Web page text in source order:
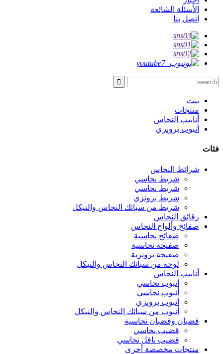
الأسئلة الشائعة
اتصل بنا
بيت
منتجات
أنابيب النحاس
أنبوب برونزي
فئات
شرائط النحاس
شريط نحاسي
شريط نحاسي
شريط برونزي
شريط من سبائك النحاس والنيكل
رقائق النحاس
صفائح وألواح النحاس
صفائح نحاسية
صفيحة نحاسية
صفيحة برونزية
لوحة من سبائك النحاس والنيكل
أنابيب النحاس
أنبوب نحاسي
أنبوب نحاسي
أنبوب برونزي
أنبوب من سبائك النحاس والنيكل
قضبان وقضبان نحاسية
قضيب نحاسي
قضيب ناقل نحاسي
منتجات مخصصة أخرى